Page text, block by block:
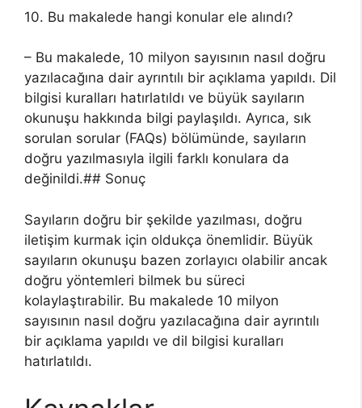
10. Bu makalede hangi konular ele alındı?
– Bu makalede, 10 milyon sayısının nasıl doğru
yazılacağına dair ayrıntılı bir açıklama yapıldı. Dil
bilgisi kuralları hatırlatıldı ve büyük sayıların
okunuşu hakkında bilgi paylaşıldı. Ayrıca, sık
sorulan sorular (FAQs) bölümünde, sayıların
doğru yazılmasıyla ilgili farklı konulara da
değinildi.## Sonuç
Sayıların doğru bir şekilde yazılması, doğru
iletişim kurmak için oldukça önemlidir. Büyük
sayıların okunuşu bazen zorlayıcı olabilir ancak
doğru yöntemleri bilmek bu süreci
kolaylaştırabilir. Bu makalede 10 milyon
sayısının nasıl doğru yazılacağına dair ayrıntılı
bir açıklama yapıldı ve dil bilgisi kuralları
hatırlatıldı.